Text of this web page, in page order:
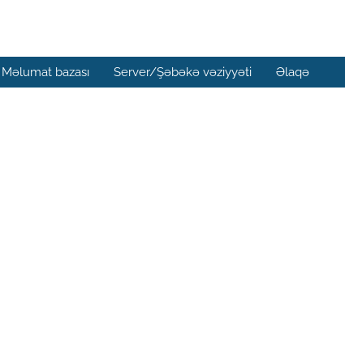
Məlumat bazası Server/Şəbəkə vəziyyəti Əlaqə